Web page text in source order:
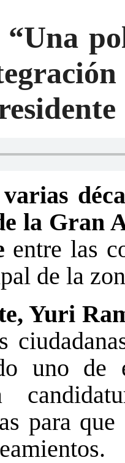
“Una
varias
la Gran
entre las
de la
Yuri
uno de
para